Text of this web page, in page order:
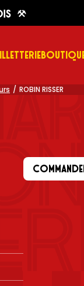
ROBIN RISSER